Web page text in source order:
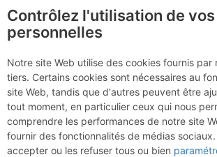
Petit Combin :
WNW (Arête des
Avagères) Variante
l'arête de droite
Contrôlez l'utilisation de
personnelles
Notre site Web utilise des cookies fournis par
tiers. Certains cookies sont nécessaires au
site Web, tandis que d'autres peuvent être
tout moment, en particulier ceux qui nous
comprendre les performances de notre site
fournir des fonctionnalités de médias
accepter ou les refuser tous ou bien